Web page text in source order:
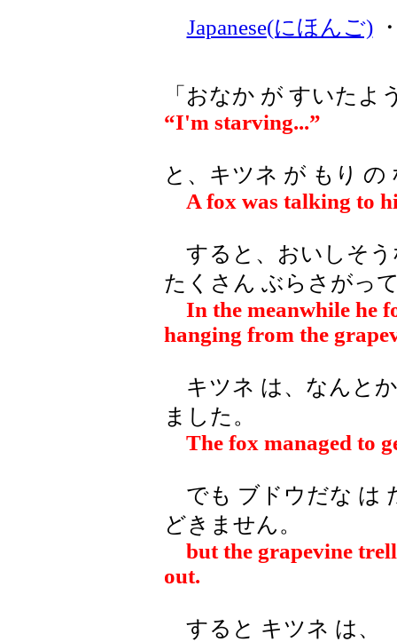
Japanese(にほんご)
「おなか が すいたよ
“I'm starving...”
と、キツネ が もり
A fox was talking to
すると、おいしそう
たくさん ぶらさがっ
In the meanwhile he
hanging from the
キツネ は、なんと
ました。
The fox managed to
でも ブドウだな は
どきません。
but the grapevine
out.
すると キツネ は、